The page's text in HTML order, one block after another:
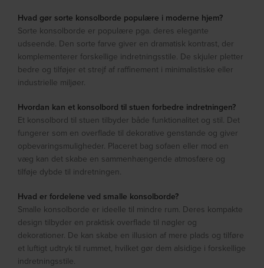
Hvad gør sorte konsolborde populære i moderne hjem?
Sorte konsolborde er populære pga. deres elegante
udseende. Den sorte farve giver en dramatisk kontrast, der
komplementerer forskellige indretningsstile. De skjuler pletter
bedre og tilføjer et strejf af raffinement i minimalistiske eller
industrielle miljøer.
Hvordan kan et konsolbord til stuen forbedre indretningen?
Et konsolbord til stuen tilbyder både funktionalitet og stil. Det
fungerer som en overflade til dekorative genstande og giver
opbevaringsmuligheder. Placeret bag sofaen eller mod en
væg kan det skabe en sammenhængende atmosfære og
tilføje dybde til indretningen.
Hvad er fordelene ved smalle konsolborde?
Smalle konsolborde er ideelle til mindre rum. Deres kompakte
design tilbyder en praktisk overflade til nøgler og
dekorationer. De kan skabe en illusion af mere plads og tilføre
et luftigt udtryk til rummet, hvilket gør dem alsidige i forskellige
indretningsstile.